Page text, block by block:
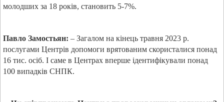
молодших за 18 років, становить 5-7%.
Павло Замостьян: – Загалом на кінець травня 2023 р.
послугами Центрів допомоги врятованим скористалися понад
16 тис. осіб. І саме в Центрах вперше ідентифікували понад
100 випадків СНПК.